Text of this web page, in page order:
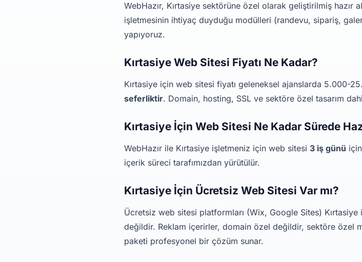
WebHazır, Kırtasiye sektörüne özel olarak geliştirilmiş hazır
işletmesinin ihtiyaç duyduğu modülleri (randevu, sipariş,
yapıyoruz.
Kırtasiye Web Sitesi Fiyatı Ne Kadar?
Kırtasiye için web sitesi fiyatı geleneksel ajanslarda 5.000-
seferliktir. Domain, hosting, SSL ve sektöre özel tasarım
Kırtasiye İçin Web Sitesi Ne Kadar Sürede
WebHazır ile Kırtasiye işletmeniz için web sitesi 3 iş günü
içerik süreci tarafımızdan yürütülür.
Kırtasiye İçin Ücretsiz Web Sitesi Var mı?
Ücretsiz web sitesi platformları (Wix, Google Sites)
değildir. Reklam içerirler, domain özel değildir, sektöre özel
paketi profesyonel bir çözüm sunar.